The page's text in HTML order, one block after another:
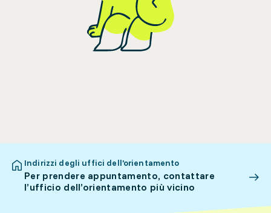
Indirizzi degli uffici dell’orientamento
Per prendere appuntamento, contattare
l’ufficio dell’orientamento più vicino